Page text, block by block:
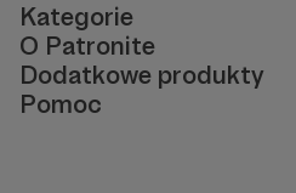
Kategorie
O Patronite
Dodatkowe produkty
Pomoc